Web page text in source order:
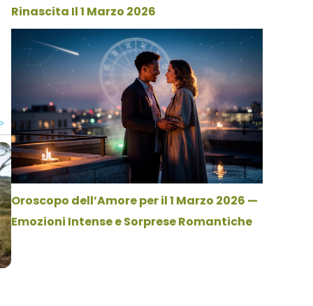
Rinascita Il 1 Marzo 2026
Oroscopo dell’Amore per il 1 Marzo 2026 —
Emozioni Intense e Sorprese Romantiche